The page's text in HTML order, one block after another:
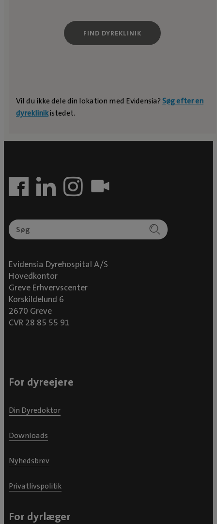
FIND DYREKLINIK
Vil du ikke dele din lokation med Evidensia?Søg efter en
dyreklinikistedet.
Evidensia Dyrehospital A/S
Hovedkontor
Greve Erhvervscenter
Korskildelund 6
2670 Greve
CVR 28 85 55 91
For dyreejere
Din Dyredoktor
Downloads
Nyhedsbrev
Privatlivspolitik
For dyrlæger